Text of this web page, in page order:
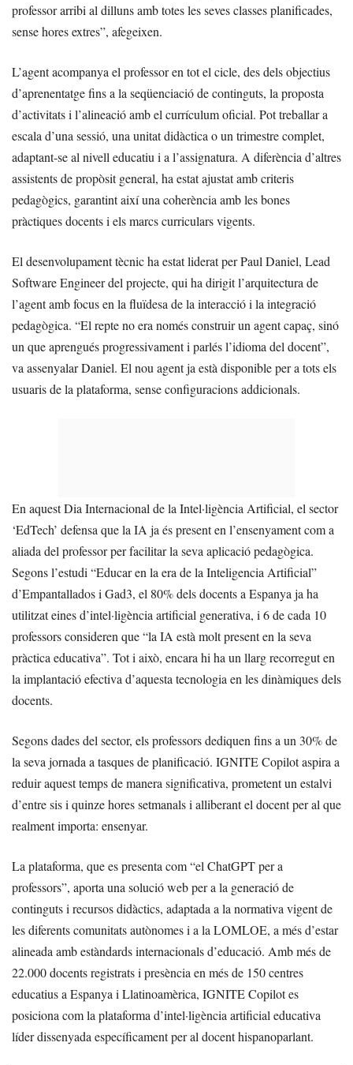
professor arribi al dilluns amb totes les seves classes planificades,
sense hores extres”, afegeixen.
L’agent acompanya el professor en tot el cicle, des dels objectius
d’aprenentatge fins a la seqüenciació de continguts, la proposta
d’activitats i l’alineació amb el currículum oficial. Pot treballar a
escala d’una sessió, una unitat didàctica o un trimestre complet,
adaptant-se al nivell educatiu i a l’assignatura. A diferència d’altres
assistents de propòsit general, ha estat ajustat amb criteris
pedagògics, garantint així una coherència amb les bones
pràctiques docents i els marcs curriculars vigents.
El desenvolupament tècnic ha estat liderat per Paul Daniel, Lead
Software Engineer del projecte, qui ha dirigit l’arquitectura de
l’agent amb focus en la fluïdesa de la interacció i la integració
pedagògica. “El repte no era només construir un agent capaç, sinó
un que aprengués progressivament i parlés l’idioma del docent”,
va assenyalar Daniel. El nou agent ja està disponible per a tots els
usuaris de la plataforma, sense configuracions addicionals.
En aquest Dia Internacional de la Intel·ligència Artificial, el sector
‘EdTech’ defensa que la IA ja és present en l’ensenyament com a
aliada del professor per facilitar la seva aplicació pedagògica.
Segons l’estudi “Educar en la era de la Inteligencia Artificial”
d’Empantallados i Gad3, el 80% dels docents a Espanya ja ha
utilitzat eines d’intel·ligència artificial generativa, i 6 de cada 10
professors consideren que “la IA està molt present en la seva
pràctica educativa”. Tot i això, encara hi ha un llarg recorregut en
la implantació efectiva d’aquesta tecnologia en les dinàmiques dels
docents.
Segons dades del sector, els professors dediquen fins a un 30% de
la seva jornada a tasques de planificació. IGNITE Copilot aspira a
reduir aquest temps de manera significativa, prometent un estalvi
d’entre sis i quinze hores setmanals i alliberant el docent per al que
realment importa: ensenyar.
La plataforma, que es presenta com “el ChatGPT per a
professors”, aporta una solució web per a la generació de
continguts i recursos didàctics, adaptada a la normativa vigent de
les diferents comunitats autònomes i a la LOMLOE, a més d’estar
alineada amb estàndards internacionals d’educació. Amb més de
22.000 docents registrats i presència en més de 150 centres
educatius a Espanya i Llatinoamèrica, IGNITE Copilot es
posiciona com la plataforma d’intel·ligència artificial educativa
líder dissenyada específicament per al docent hispanoparlant.